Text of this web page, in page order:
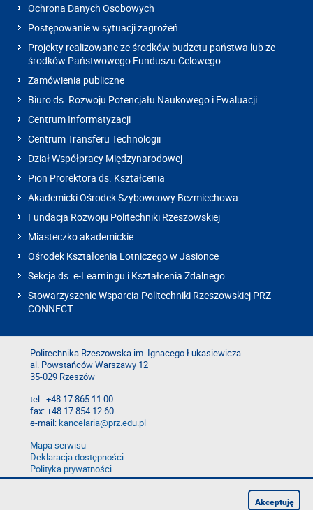
Ochrona Danych Osobowych
Postępowanie w sytuacji zagrożeń
Projekty realizowane ze środków budżetu państwa lub ze
środków Państwowego Funduszu Celowego
Zamówienia publiczne
Biuro ds. Rozwoju Potencjału Naukowego i Ewaluacji
Centrum Informatyzacji
Centrum Transferu Technologii
Dział Współpracy Międzynarodowej
Pion Prorektora ds. Kształcenia
Akademicki Ośrodek Szybowcowy Bezmiechowa
Fundacja Rozwoju Politechniki Rzeszowskiej
Miasteczko akademickie
Ośrodek Kształcenia Lotniczego w Jasionce
Sekcja ds. e-Learningu i Kształcenia Zdalnego
Stowarzyszenie Wsparcia Politechniki Rzeszowskiej PRZ-
CONNECT
Politechnika Rzeszowska im. Ignacego Łukasiewicza
al. Powstańców Warszawy 12
35-029 Rzeszów
tel.: +48 17 865 11 00
fax: +48 17 854 12 60
e-mail:kancelaria@prz.edu.pl
Mapa serwisu
Deklaracja dostępności
Polityka prywatności
Zgłoś błąd na stronie
Akceptuję